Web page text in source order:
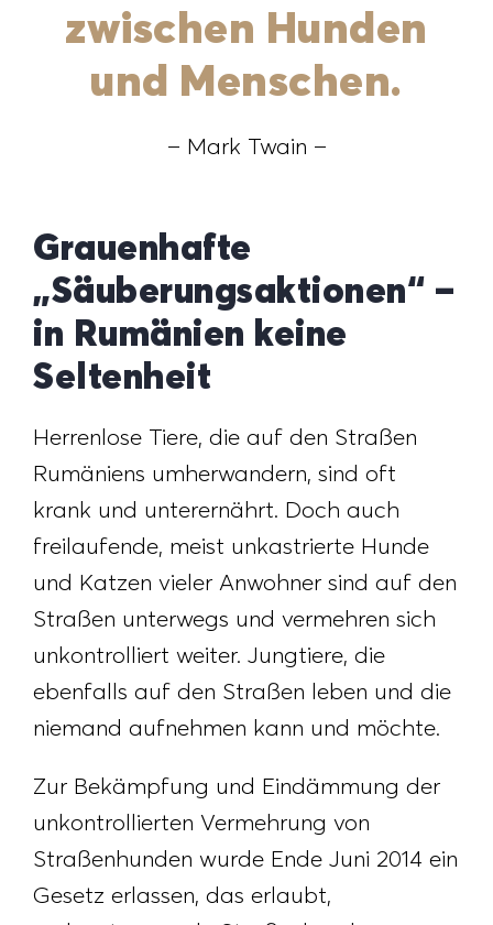
zwischen Hunden
und Menschen.
– Mark Twain –
Grauenhafte
„Säuberungsaktionen“ –
in Rumänien keine
Seltenheit
Herrenlose Tiere, die auf den Straßen
Rumäniens umherwandern, sind oft
krank und unterernährt. Doch auch
freilaufende, meist unkastrierte Hunde
und Katzen vieler Anwohner sind auf den
Straßen unterwegs und vermehren sich
unkontrolliert weiter. Jungtiere, die
ebenfalls auf den Straßen leben und die
niemand aufnehmen kann und möchte.
Zur Bekämpfung und Eindämmung der
unkontrollierten Vermehrung von
Straßenhunden wurde Ende Juni 2014 ein
Gesetz erlassen, das erlaubt,